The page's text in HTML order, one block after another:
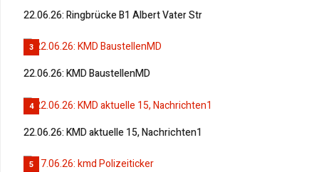
22.06.26: Ringbrücke B1 Albert Vater Str
3
22.06.26: KMD BaustellenMD
4
22.06.26: KMD aktuelle 15, Nachrichten1
5